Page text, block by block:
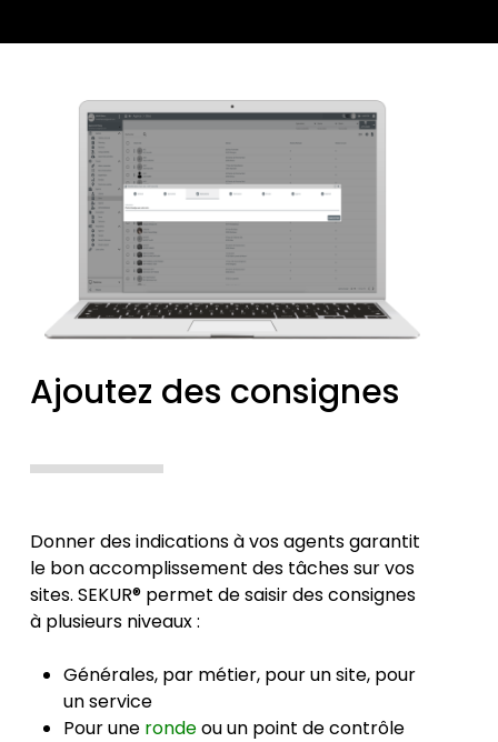
Ajoutez des consignes
Donner des indications à vos agents garantit
le bon accomplissement des tâches sur vos
sites. SEKUR® permet de saisir des consignes
à plusieurs niveaux :
Générales, par métier, pour un site, pour
un service
Pour une rondeou un point de contrôle